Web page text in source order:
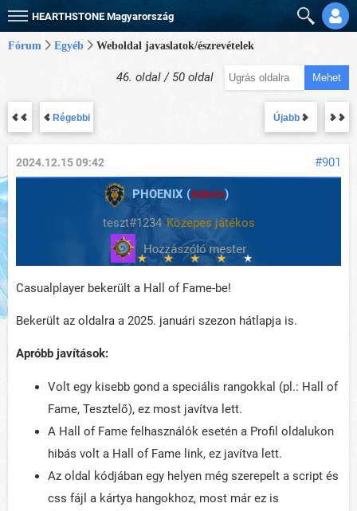
HEARTHSTONE Magyarország
Fórum Egyéb Weboldal javaslatok/észrevételek
46. oldal / 50 oldal Mehet
Régebbi Újabb
#901
2024.12.15 09:42
PHOENIX (Admin)
teszt#1234 Közepes játékos
Casualplayer bekerült a Hall of Fame-be!
Bekerült az oldalra a 2025. januári szezon hátlapja is.
Apróbb javítások:
Volt egy kisebb gond a speciális rangokkal (pl.: Hall of
Fame, Tesztelő), ez most javítva lett.
A Hall of Fame felhasználók esetén a Profil oldalukon
hibás volt a Hall of Fame link, ez javítva lett.
Az oldal kódjában egy helyen még szerepelt a script és
css fájl a kártya hangokhoz, most már ez is